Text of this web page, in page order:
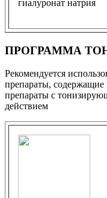
гиалуронат натрия
ПРОГРАММА
Рекомендуется
препараты, содержащие
препараты с
действием